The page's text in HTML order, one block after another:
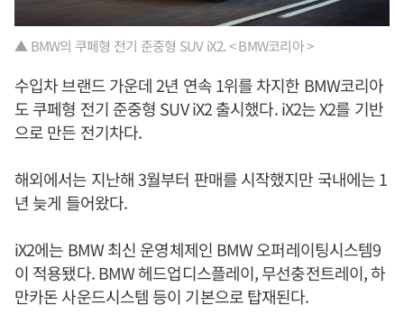
▲ BMW의 쿠페형 전기 준중형 SUV iX2. < BMW코리아 >
수입차 브랜드 가운데 2년 연속 1위를 차지한 BMW코리아
도 쿠페형 전기 준중형 SUV iX2 출시했다. iX2는 X2를 기반
으로 만든 전기차다.
해외에서는 지난해 3월부터 판매를 시작했지만 국내에는 1
년 늦게 들어왔다.
iX2에는 BMW 최신 운영체제인 BMW 오퍼레이팅시스템9
이 적용됐다. BMW 헤드업디스플레이, 무선충전트레이, 하
만카돈 사운드시스템 등이 기본으로 탑재된다.